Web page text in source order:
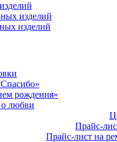
изделий
изделий
рождения»
о любви
Прайс-
Прайс-лист на